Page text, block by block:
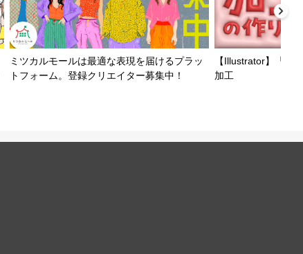
ミツカルモールは最適な表現を届けるプラッ
トフォーム。登録クリエイター募集中！
【Illustrator】「3D
加工